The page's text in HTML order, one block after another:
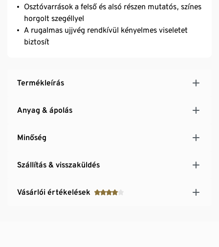
Osztóvarrások a felső és alsó részen mutatós, színes
horgolt szegéllyel
A rugalmas ujjvég rendkívül kényelmes viseletet
biztosít
Termékleírás
Anyag & ápolás
Minőség
Szállítás & visszaküldés
Vásárlói értékelések